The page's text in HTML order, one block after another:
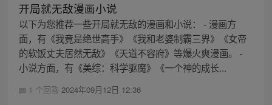
开局就无敌漫画小说
以下为您推荐一些开局就无敌的漫画和小说： - 漫画方
面，有《我竟是绝世高手》《我和老婆制霸三界》《女帝
的软饭丈夫居然无敌》《天道不容府》等爆火爽漫画。 -
小说方面，有《美综：科学驱魔》《一个神的成长...
1 个回答 2024年09月12日 12:36